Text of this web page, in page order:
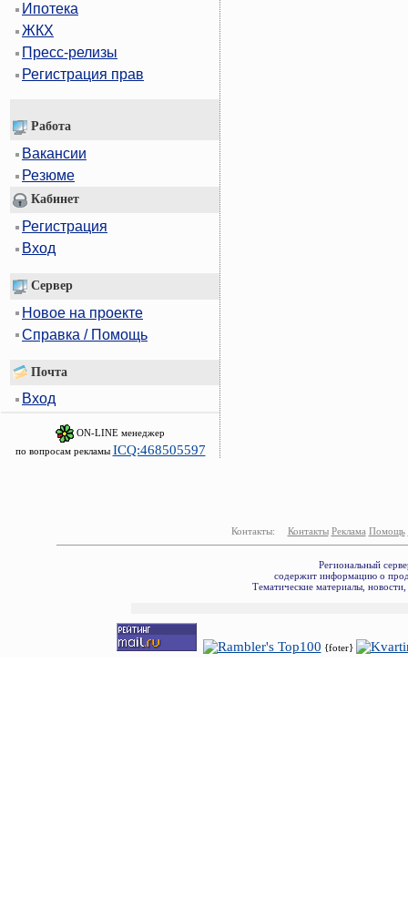
Ипотека
ЖКХ
Пресс-релизы
Регистрация прав
Работа
Вакансии
Резюме
Кабинет
Регистрация
Вход
Сервер
Новое на проекте
Справка / Помощь
Почта
Вход
ON-LINE менеджер
по вопросам рекламы ICQ:468505597
Контакты: Контакты Реклама Помощь
Региональный
содержит информацию о
Тематические материалы,
{foter}